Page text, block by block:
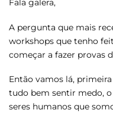
Fala galera,
A pergunta que mais
workshops que tenho
começar a fazer provas
Então vamos lá,
tudo bem sentir medo,
seres humanos que